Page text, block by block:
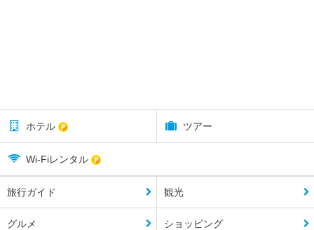
ホテル ツアー
Wi-Fiレンタル
旅行ガイド 観光
グルメ ショッピング